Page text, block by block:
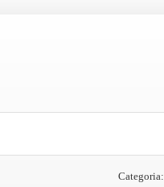
Categoria: